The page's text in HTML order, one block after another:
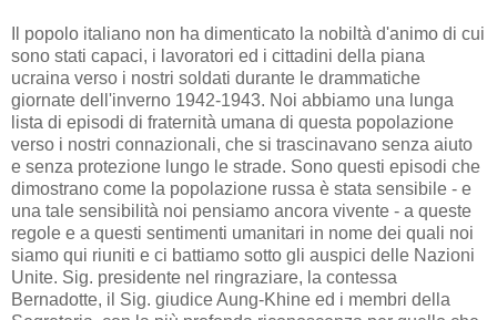
Il popolo italiano non ha dimenticato la nobiltà d'animo di cui
sono stati capaci, i lavoratori ed i cittadini della piana
ucraina verso i nostri soldati durante le drammatiche
giornate dell'inverno 1942-1943. Noi abbiamo una lunga
lista di episodi di fraternità umana di questa popolazione
verso i nostri connazionali, che si trascinavano senza aiuto
e senza protezione lungo le strade. Sono questi episodi che
dimostrano come la popolazione russa è stata sensibile - e
una tale sensibilità noi pensiamo ancora vivente - a queste
regole e a questi sentimenti umanitari in nome dei quali noi
siamo qui riuniti e ci battiamo sotto gli auspici delle Nazioni
Unite. Sig. presidente nel ringraziare, la contessa
Bernadotte, il Sig. giudice Aung-Khine ed i membri della